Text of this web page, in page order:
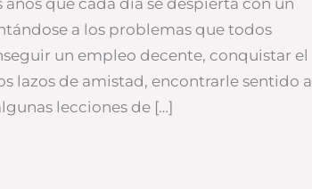
a los problemas que todos
un empleo decente, conquistar el
lazos de amistad, encontrarle sentido a
lecciones de […]